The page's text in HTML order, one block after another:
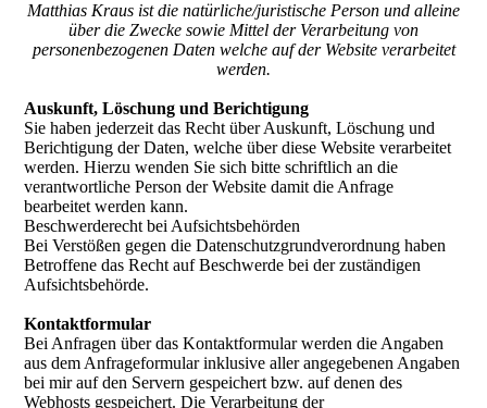
Matthias Kraus ist die natürliche/juristische Person und alleine
über die Zwecke sowie Mittel der Verarbeitung von
personenbezogenen Daten welche auf der Website verarbeitet
werden.
Auskunft, Löschung und Berichtigung
Sie haben jederzeit das Recht über Auskunft, Löschung und
Berichtigung der Daten, welche über diese Website verarbeitet
werden. Hierzu wenden Sie sich bitte schriftlich an die
verantwortliche Person der Website damit die Anfrage
bearbeitet werden kann.
Beschwerderecht bei Aufsichtsbehörden
Bei Verstößen gegen die Datenschutzgrundverordnung haben
Betroffene das Recht auf Beschwerde bei der zuständigen
Aufsichtsbehörde.
Kontaktformular
Bei Anfragen über das Kontaktformular werden die Angaben
aus dem Anfrageformular inklusive aller angegebenen Angaben
bei mir auf den Servern gespeichert bzw. auf denen des
Webhosts gespeichert. Die Verarbeitung der